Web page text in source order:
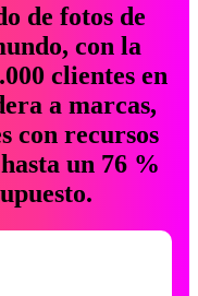
de fotos de
con la
clientes en
a marcas,
con recursos
un 76 %